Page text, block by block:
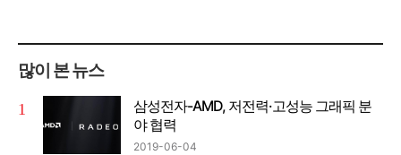
많이 본 뉴스
삼성전자-AMD, 저전력·고성능 그래픽 분
야 협력
2019-06-04